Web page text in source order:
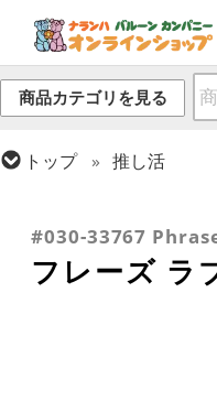
商品カテゴリを見る
トップ
推し活
#030-33767
フレーズ ラ